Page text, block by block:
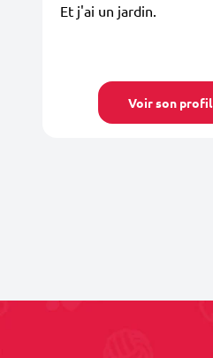
Et j'ai un jardin.
Voir son profil